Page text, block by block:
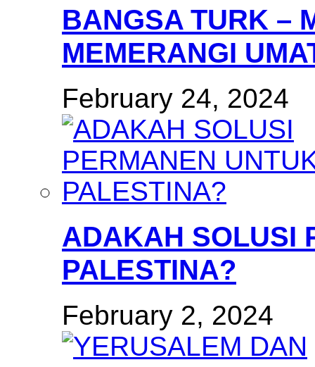
BANGSA TURK –
MEMERANGI
February 24, 2024
ADAKAH SOLUSI
PALESTINA?
February 2, 2024